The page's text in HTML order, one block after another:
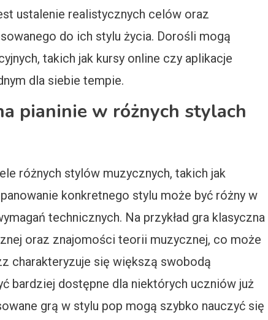
ustalenie realistycznych celów oraz
do ich stylu życia. Dorośli mogą
takich jak kursy online czy aplikacje
dla siebie tempie.
pianinie w różnych stylach
różnych stylów muzycznych, takich jak
konkretnego stylu może być różny w
technicznych. Na przykład gra klasyczna
oraz znajomości teorii muzycznej, co może
charakteryzuje się większą swobodą
bardziej dostępne dla niektórych uczniów już
grą w stylu pop mogą szybko nauczyć się